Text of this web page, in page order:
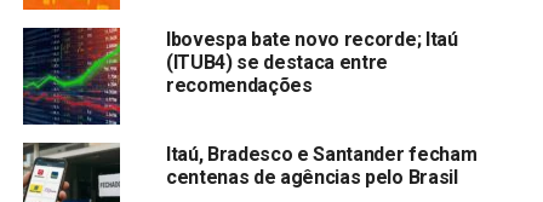
“O valor-base atribuído a 100% do capital social da Zup é
de 575 milhões de reais, sendo que as parcelas futuras
poderão ser ajustadas em função do atingimento de
determinadas métricas de performance”, afirmou o Itaú no
comunicado.
Compartilhar:
Ibovespa bate novo recorde; Itaú
(ITUB4) se destaca entre
recomendações
Itaú, Bradesco e Santander fecham
centenas de agências pelo Brasil